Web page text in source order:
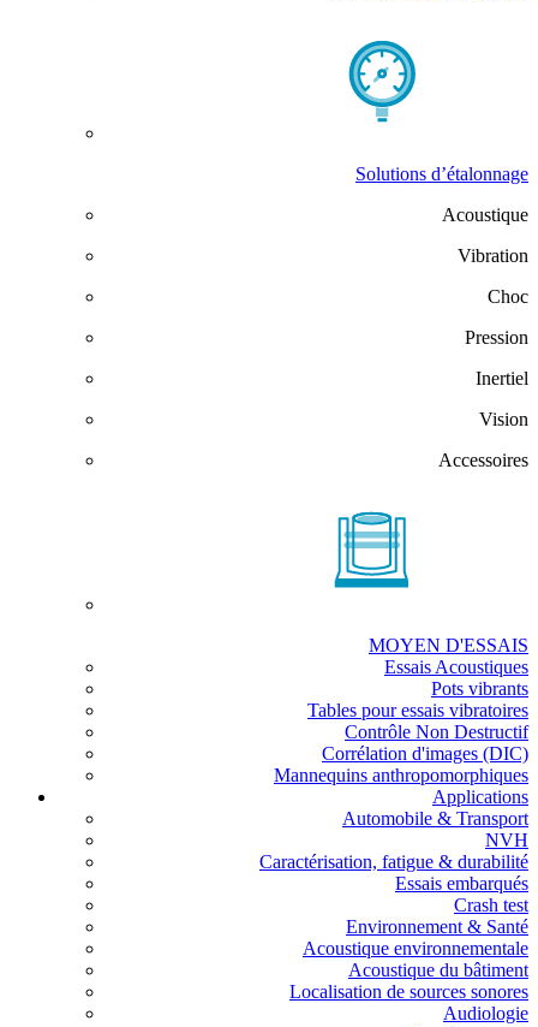
Solutions d’étalonnage
Acoustique
Vibration
Choc
Pression
Inertiel
Vision
Accessoires
MOYEN D'ESSAIS
Essais Acoustiques
Pots vibrants
Tables pour essais vibratoires
Contrôle Non Destructif
Corrélation d'images (DIC)
Mannequins anthropomorphiques
Applications
Automobile & Transport
NVH
Caractérisation, fatigue & durabilité
Essais embarqués
Crash test
Environnement & Santé
Acoustique environnementale
Acoustique du bâtiment
Localisation de sources sonores
Audiologie